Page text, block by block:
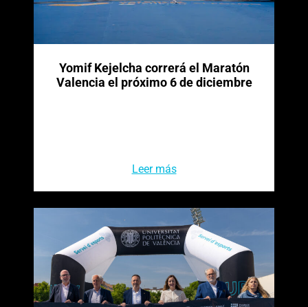
Yomif Kejelcha correrá el Maratón
Valencia el próximo 6 de diciembre
Leer más